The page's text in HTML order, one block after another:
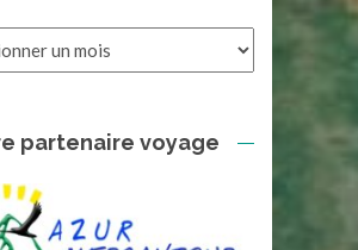
partenaire voyage